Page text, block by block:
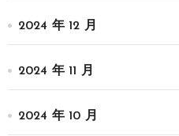
2024 年 12 月
2024 年 11 月
2024 年 10 月